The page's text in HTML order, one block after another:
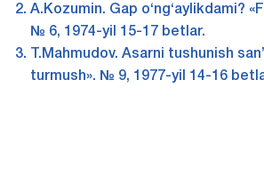
A.Kozumin. Gap o‘ng‘aylikdami?
№ 6, 1974-yil 15-17 betlar.
T.Mahmudov. Asarni tushunish
turmush». № 9, 1977-yil 14-16